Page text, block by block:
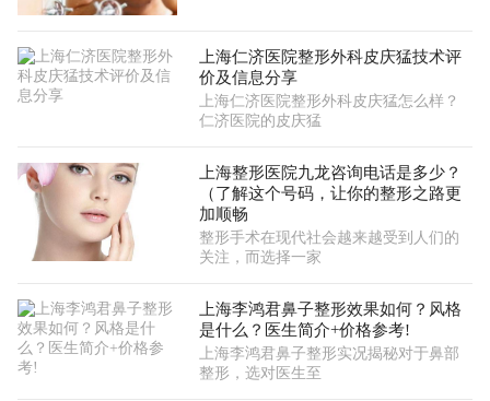
上海仁济医院整形外科皮庆猛技术评
价及信息分享
上海仁济医院整形外科皮庆猛怎么样？
仁济医院的皮庆猛
上海整形医院九龙咨询电话是多少？
（了解这个号码，让你的整形之路更
加顺畅
整形手术在现代社会越来越受到人们的
关注，而选择一家
上海李鸿君鼻子整形效果如何？风格
是什么？医生简介+价格参考!
上海李鸿君鼻子整形实况揭秘对于鼻部
整形，选对医生至